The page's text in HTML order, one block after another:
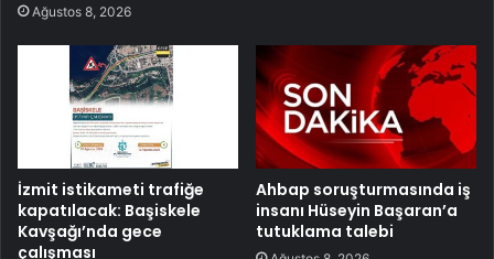
Ağustos 8, 2026
İzmit istikameti trafiğe
kapatılacak: Başiskele
Kavşağı’nda gece
çalışması
Ahbap soruşturmasında iş
insanı Hüseyin Başaran’a
tutuklama talebi